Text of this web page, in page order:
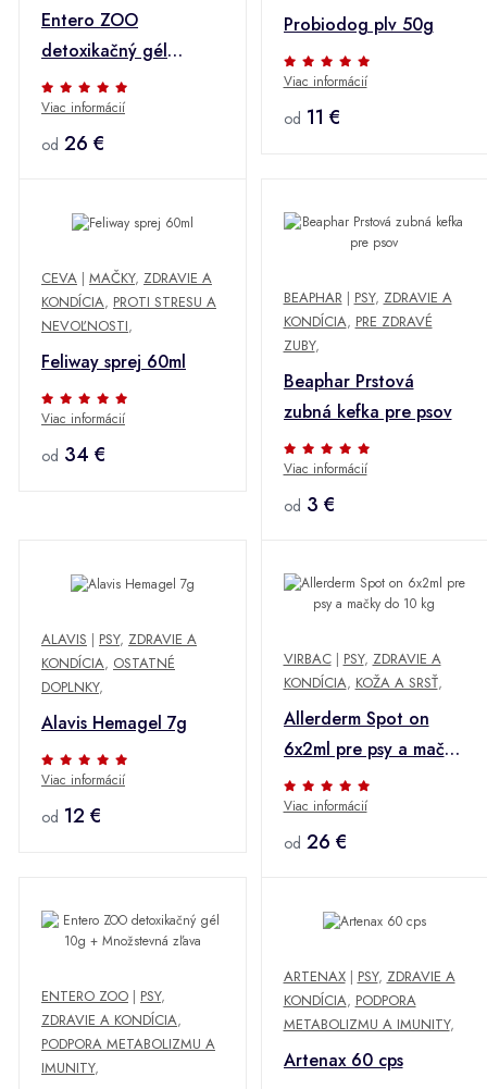
Entero ZOO
detoxikačný gél
15x10g
Viac informácií
od 26 €
Probiodog plv 50g
Viac informácií
od 11 €
CEVA | MAČKY, ZDRAVIE A
KONDÍCIA, PROTI STRESU A
NEVOĽNOSTI,
Feliway sprej 60ml
Viac informácií
od 34 €
BEAPHAR| PSY, ZDRAVIE A
KONDÍCIA, PRE ZDRAVÉ
ZUBY,
Beaphar Prstová
zubná kefka pre psov
Viac informácií
od 3 €
ALAVIS | PSY, ZDRAVIE A
KONDÍCIA, OSTATNÉ
DOPLNKY,
Alavis Hemagel 7g
Viac informácií
od 12 €
VIRBAC| PSY, ZDRAVIE A
KONDÍCIA, KOŽA A SRSŤ,
Allerderm Spot on
6x2ml pre psy a mačky
do 10 kg
Viac informácií
od 26 €
ENTERO ZOO | PSY,
ZDRAVIE A KONDÍCIA,
PODPORA METABOLIZMU A
IMUNITY,
ARTENAX| PSY, ZDRAVIE A
KONDÍCIA, PODPORA
METABOLIZMU A IMUNITY,
Artenax 60 cps